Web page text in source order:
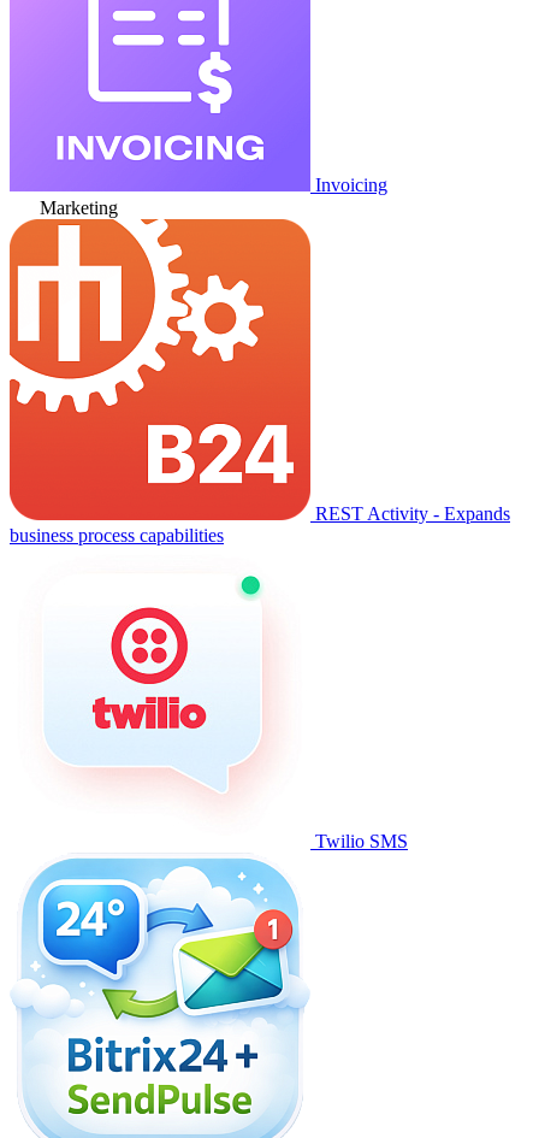
Invoicing
Marketing
REST Activity - Expands
business process capabilities
Twilio SMS